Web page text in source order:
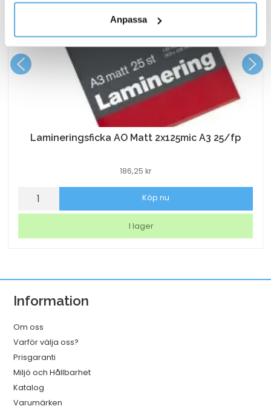
Anpassa
Lamineringsficka AO Matt 2x125mic A3 25/fp
186,25 kr
Lamineringsficka
2x125mic
mängd
Köp nu
I lager
Information
Om oss
Varför välja oss?
Prisgaranti
Miljö och Hållbarhet
Katalog
Varumärken